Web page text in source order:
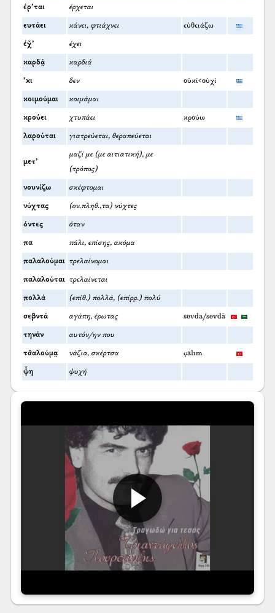
έρ’ται έρχεται
ευτάει κάνει, φτιάχνει εὐθειάζω
έχ̌’ έχει
καρδά̤ καρδιά
’κι δεν οὐκί<οὐχί
κοιμούμαι κοιμάμαι
κρούει χτυπάει κρούω
λαρούται γιατρεύεται, θεραπεύεται
μετ’
μαζί με (με αιτιατική), με
(τρόπος)
νουνίζω σκέφτομαι
νύχτας (ον.πληθ.,τα) νύχτες
όντες όταν
πα πάλι, επίσης, ακόμα
παλαλούμαι τρελαίνομαι
παλαλούται τρελαίνεται
πολλά (επίθ.) πολλά, (επίρρ.) πολύ
σεβντά αγάπη, έρωτας sevda/sevdā
τηνάν αυτόν/ην που
τσ̌αλούμα̤ νάζια, σκέρτσα çalım
ψ̌η ψυχή